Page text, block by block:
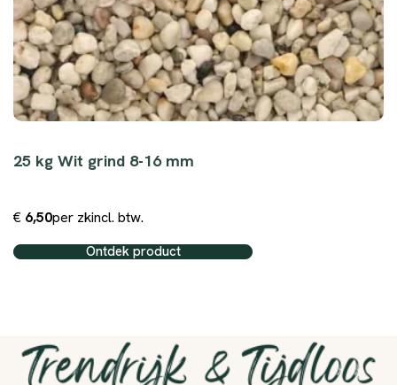
25 kg Wit grind 8-16 mm
€ 6,50per zkincl. btw.
Ontdek product